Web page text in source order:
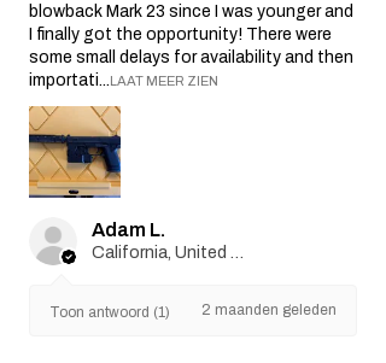
blowback Mark 23 since I was younger and
I finally got the opportunity! There were
some small delays for availability and then
importati...LAAT MEER ZIEN
Adam L.
Toon antwoord (1) 2 maanden geleden